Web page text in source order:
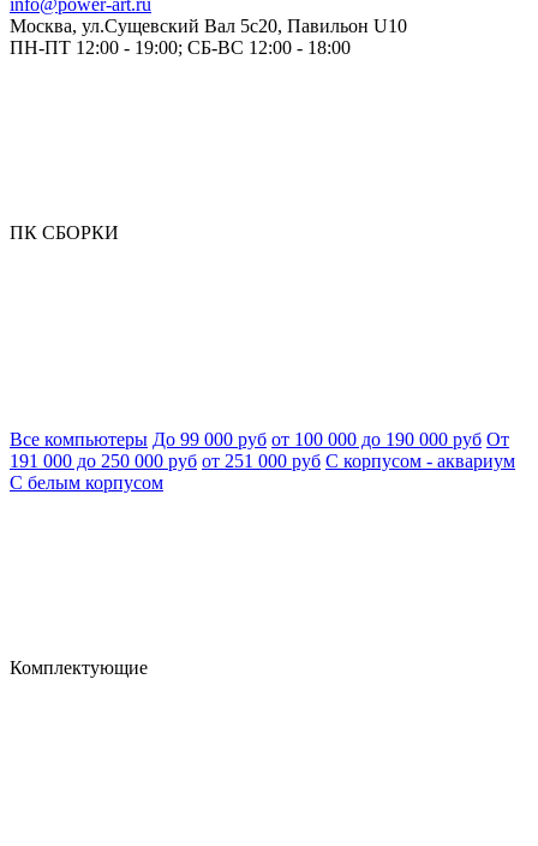
Москва, ул.Сущевский Вал 5с20, Павильон U10
ПН-ПТ 12:00 - 19:00; СБ-ВС 12:00 - 18:00
ПК СБОРКИ
Все компьютеры До 99 000 руб от 100 000 до 190 000 руб От
191 000 до 250 000 руб от 251 000 руб С корпусом - аквариум
С белым корпусом
Комплектующие